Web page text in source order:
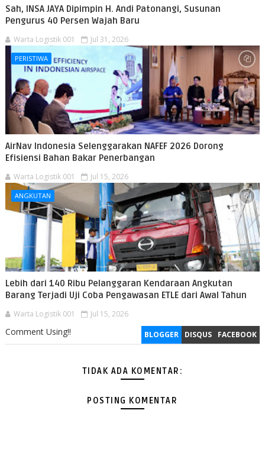
Sah, INSA JAYA Dipimpin H. Andi Patonangi, Susunan
Pengurus 40 Persen Wajah Baru
Warta Logistik 001 Jul 31, 2026
PERISTIWA
AirNav Indonesia Selenggarakan NAFEF 2026 Dorong
Efisiensi Bahan Bakar Penerbangan
Warta Logistik 001 Jul 15, 2026
ANGKUTAN
Lebih dari 140 Ribu Pelanggaran Kendaraan Angkutan
Barang Terjadi Uji Coba Pengawasan ETLE dari Awal Tahun
Warta Logistik 001 Jul 15, 2026
BLOGGER DISQUS FACEBOOK
Comment Using!!
TIDAK ADA KOMENTAR:
POSTING KOMENTAR